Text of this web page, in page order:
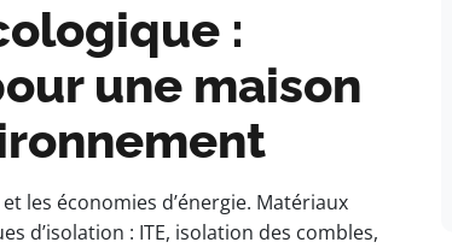
:
une maison
les économies d’énergie. Matériaux
d’isolation : ITE, isolation des combles,